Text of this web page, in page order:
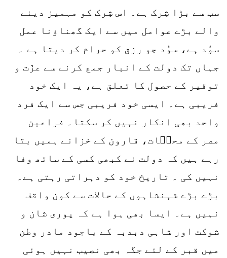
سب سے بڑا شِرک ہے۔ اس شِرک کو مہمیز دینے
والے بڑے عوامل میں سے ایک گھناؤنا عمل
سوُد ہے، سوُد جو رزق کو حرام کر دیتا ہے ۔
جہاں تک دولت کے انبار جمع کرنے سے عزّت و
توقیر کے حصول کا تعلق ہے، یہ ایک خود
فریبی ہے۔ ایسی خود فریبی جس سے ایک فرد
واحد بھی انکار نہیں کر سکتا۔ فراعین
مصر کے محلؔات، قارون کے خزانے ہمیں بتا
رہے ہیں کہ دولت نے کبھی کسی کے ساتھ وفا
نہیں کی ۔ تاریخ خود کو دہراتی رہتی ہے۔
بڑے بڑے شہنشاہوں کے حالات سے کون واقف
نہیں ہے۔ ایسا بھی ہوا ہے کہ پوری شان و
شوکت اور شاہی دبدبہ کے باجود مادر وطن
میں قبر کے لئے جگہ بھی نصیب نہیں ہوئی